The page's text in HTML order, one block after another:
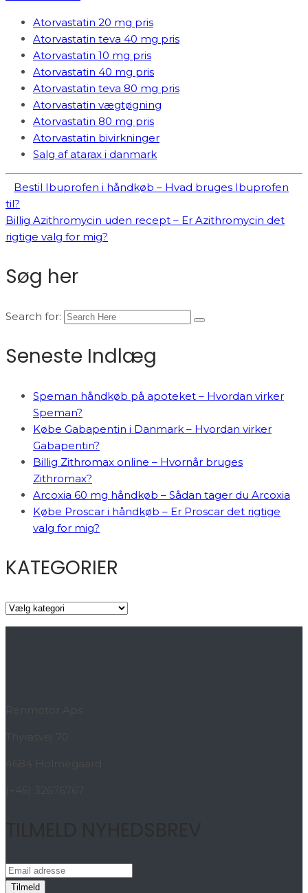
Atorvastatin 20 mg pris
Atorvastatin teva 40 mg pris
Atorvastatin 10 mg pris
Atorvastatin 40 mg pris
Atorvastatin teva 80 mg pris
Atorvastatin vægtøgning
Atorvastatin 80 mg pris
Atorvastatin bivirkninger
Salg af atarax i danmark
Bestil Ibuprofen i håndkøb – Hvad bruges Ibuprofen
til?
Billig Azithromycin uden recept – Er Azithromycin det
rigtige valg for mig?
Søg her
Search for:
Seneste Indlæg
Speman håndkøb på apoteket – Hvordan virker
Speman?
Købe Gabapentin i Danmark – Hvordan virker
Gabapentin?
Billig Zithromax online – Hvornår bruges
Zithromax?
Arcoxia 60 mg håndkøb – Sådan tager du Arcoxia
Købe Proscar i håndkøb – Er Proscar det rigtige
valg for mig?
KATEGORIER
KATEGORIER